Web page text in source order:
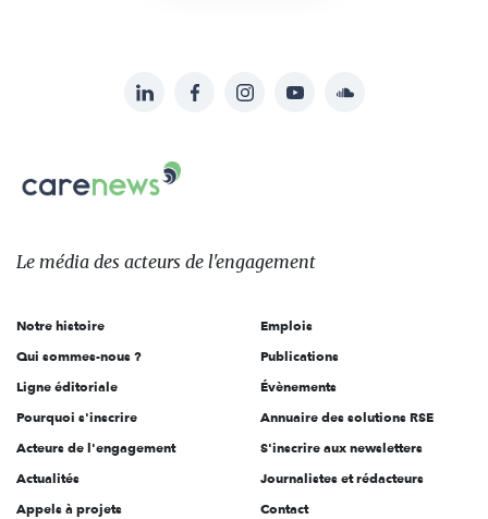
sur:
LinkedInFacebookInstagramYouTubeSoundcloud
Le
des
l'engagement
Le média des acteurs de l'engagement
Notre histoire
Qui sommes-nous ?
Ligne éditoriale
Pourquoi s'inscrire
Acteurs de l'engagement
Actualités
Appels à projets
Emplois
Publications
Évènements
Annuaire des solutions RSE
S'inscrire aux newsletters
Journalistes et rédacteurs
Contact